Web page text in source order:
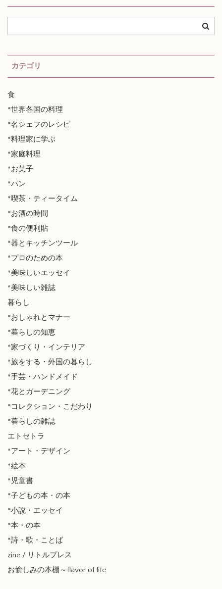
カテゴリ
食
*世界各国の料理
*名シェフのレシピ
*料理家に学ぶ
*家庭料理
*お菓子
*パン
*喫茶・ティータイム
*お酒の時間
*食の便利貼
*器とキッチンツール
*プロのための本
*美味しいエッセイ
*美味しい雑誌
暮らし
*おしゃれとマナー
*暮らしの知恵
*家づくり・インテリア
*旅をする・外国の暮らし
*手芸・ハンドメイド
*花とガーデニング
*コレクション・こだわり
*暮らしの雑誌
エトセトラ
*アート・デザイン
*絵本
*児童書
*子どもの本・の本
*小説・エッセイ
*本・の本
*詩・歌・ことば
zine / リトルプレス
お愉しみの本棚～flavor of life